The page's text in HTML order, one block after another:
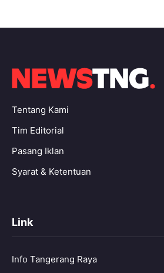
Tentang Kami
Tim Editorial
Pasang Iklan
Syarat & Ketentuan
Link
Info Tangerang Raya